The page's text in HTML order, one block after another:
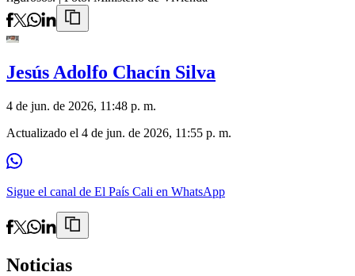
Jesús Adolfo Chacín Silva
4 de jun. de 2026, 11:48 p. m.
Actualizado el 4 de jun. de 2026, 11:55 p. m.
Sigue el canal de El País Cali en WhatsApp
Noticias